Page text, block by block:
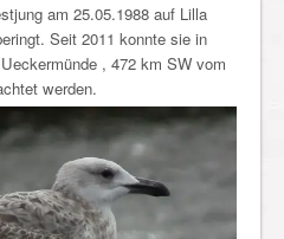
am 25.05.1988 auf Lilla
Seit 2011 konnte sie in
, 472 km SW vom
werden.